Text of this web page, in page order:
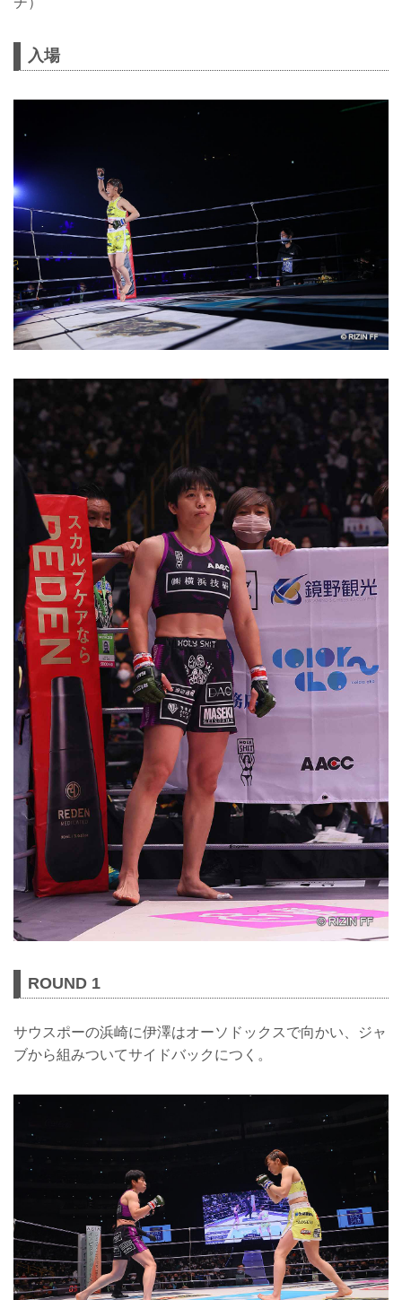
入場
ROUND 1
サウスポーの浜崎に伊澤はオーソドックスで向かい、ジャ
ブから組みついてサイドバックにつく。